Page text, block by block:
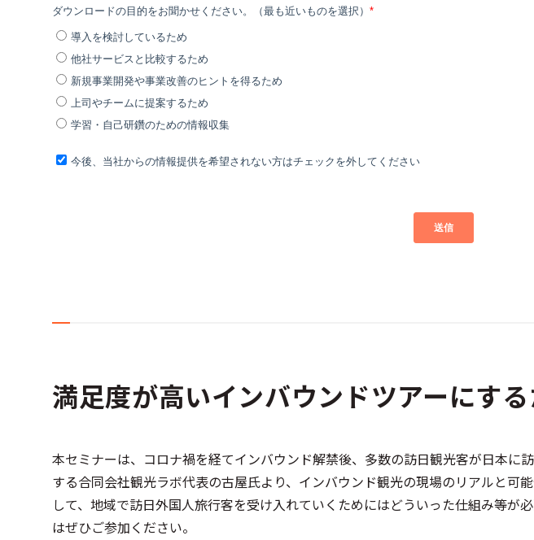
満足度が高いインバウンドツアーにす
本セミナーは、コロナ禍を経てインバウンド解禁後、多数の訪日観光客が日本に
する合同会社観光ラボ代表の古屋氏より、インバウンド観光の現場のリアルと可
して、地域で訪日外国人旅行客を受け入れていくためにはどういった仕組み等が
はぜひご参加ください。